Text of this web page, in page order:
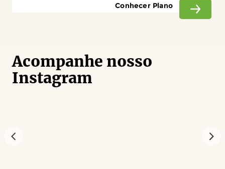
Conhecer Plano
Acompanhe nosso
Instagram